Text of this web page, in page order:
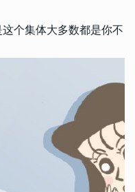
个集体大多数都是你不